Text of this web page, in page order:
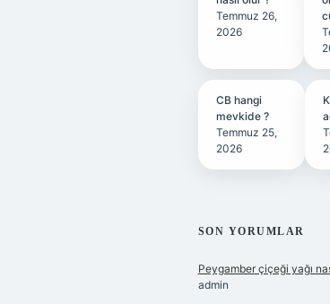
Temmuz 26,
2026
CB hangi
mevkide ?
Temmuz 25,
2026
SON YORUMLAR
Peygamber çiçeği yağı
admin